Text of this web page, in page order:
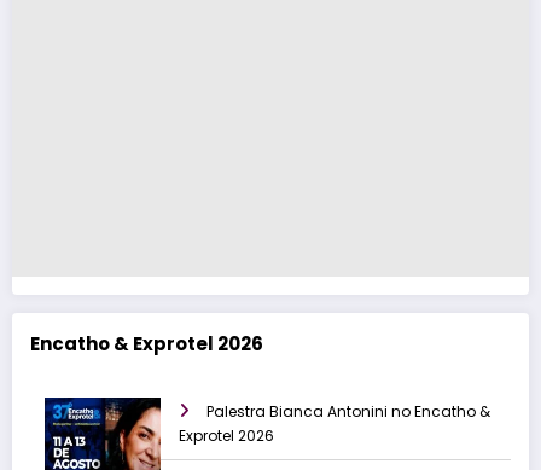
Encatho & Exprotel 2026
Palestra Bianca Antonini no Encatho &
Exprotel 2026